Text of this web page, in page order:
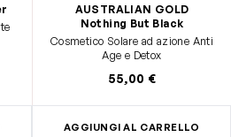
AUSTRALIAN GOLD
Nothing But Black
Cosmetico Solare ad azione Anti
Age e Detox
55,00 €
AGGIUNGI AL CARRELLO